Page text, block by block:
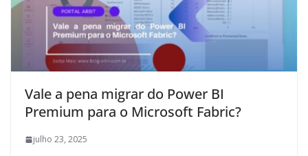
Vale a pena migrar do Power BI
Premium para o Microsoft Fabric?
julho 23, 2025